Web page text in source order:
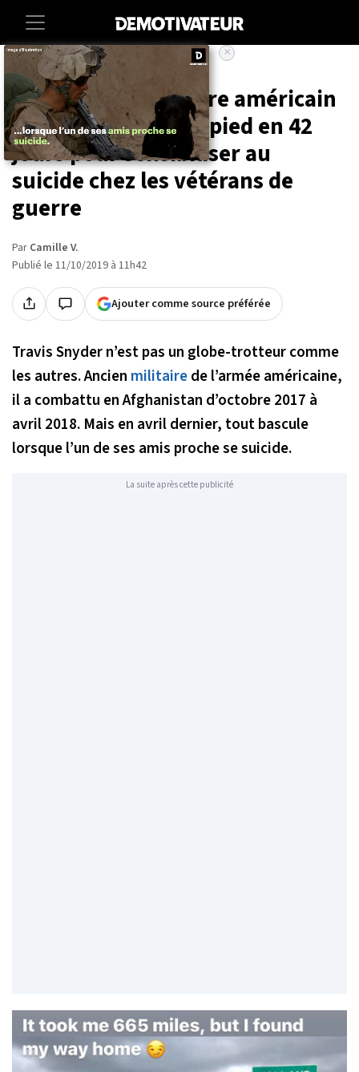
Accueil Societe Sante
Un vétéran de guerre américain
parcourt 1300km à pied en 42
jours pour sensibiliser au
suicide chez les vétérans de
guerre
Par Camille V.
Publié le 11/10/2019 à 11h42
Ajouter comme source préférée
×
Travis Snyder n’est pas un globe-trotteur comme
les autres. Ancien militairede l’armée américaine,
il a combattu en Afghanistan d’octobre 2017 à
avril 2018. Mais en avril dernier, tout bascule
lorsque l’un de ses amis proche se suicide.
La suite après cette publicité